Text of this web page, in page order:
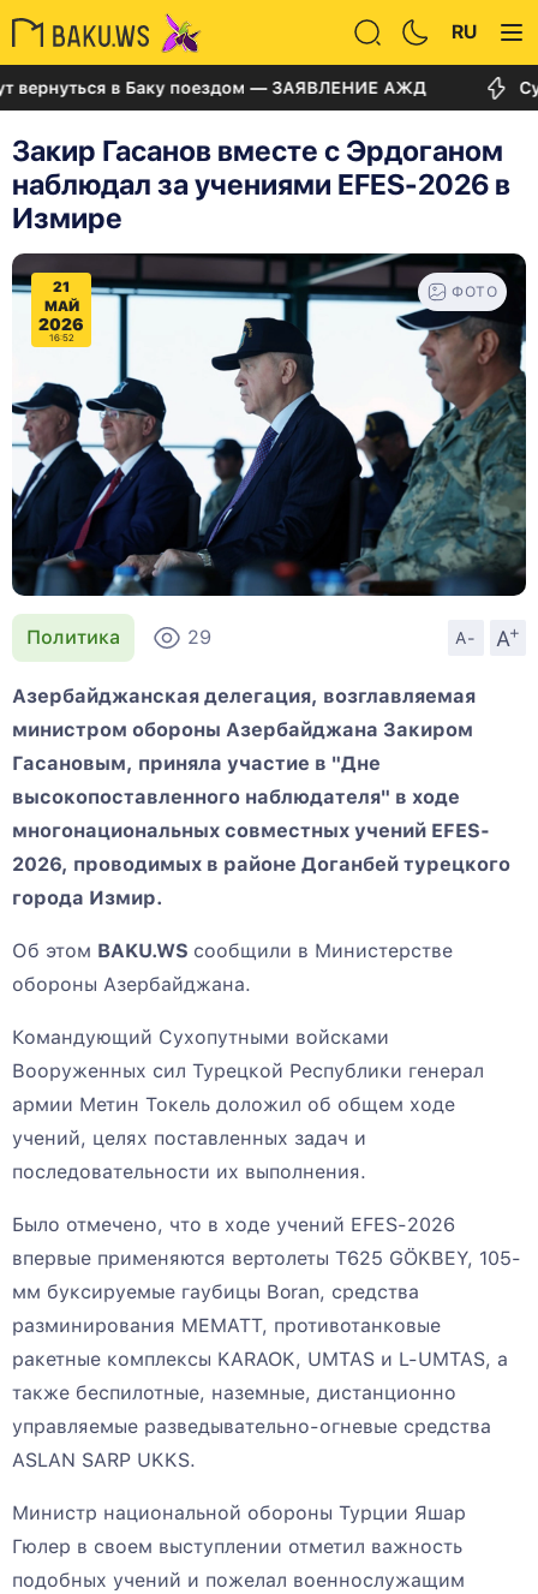
RU
в Баку поездом — ЗАЯВЛЕНИЕ АЖД Суд по
Закир Гасанов вместе с Эрдоганом
наблюдал за учениями EFES-2026 в
Измире
21
МАЙ
2026
16:52
ФОТО
Политика 29 A- A
+
Азербайджанская делегация, возглавляемая
министром обороны Азербайджана Закиром
Гасановым, приняла участие в "Дне
высокопоставленного наблюдателя" в ходе
многонациональных совместных учений EFES-
2026, проводимых в районе Доганбей турецкого
города Измир.
Об этом BAKU.WS сообщили в Министерстве
обороны Азербайджана.
Командующий Сухопутными войсками
Вооруженных сил Турецкой Республики генерал
армии Метин Токель доложил об общем ходе
учений, целях поставленных задач и
последовательности их выполнения.
Было отмечено, что в ходе учений EFES-2026
впервые применяются вертолеты T625 GÖKBEY, 105-
мм буксируемые гаубицы Boran, средства
разминирования MEMATT, противотанковые
ракетные комплексы KARAOK, UMTAS и L-UMTAS, а
также беспилотные, наземные, дистанционно
управляемые разведывательно-огневые средства
ASLAN SARP UKKS.
Министр национальной обороны Турции Яшар
Гюлер в своем выступлении отметил важность
подобных учений и пожелал военнослужащим